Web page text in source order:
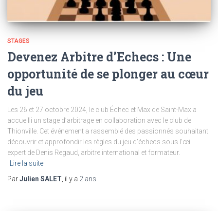
STAGES
Devenez Arbitre d’Echecs : Une
opportunité de se plonger au cœur
du jeu
Les 26 et 27 octobre 2024, le club Échec et Max de Saint-Max a
accueilli un stage d’arbitrage en collaboration avec le club de
Thionville. Cet événement a rassemblé des passionnés souhaitant
découvrir et approfondir les règles du jeu d’échecs sous l’œil
expert de Denis Regaud, arbitre international et formateur.
Lire la suite
ParJulien SALET, il y a 2 ans